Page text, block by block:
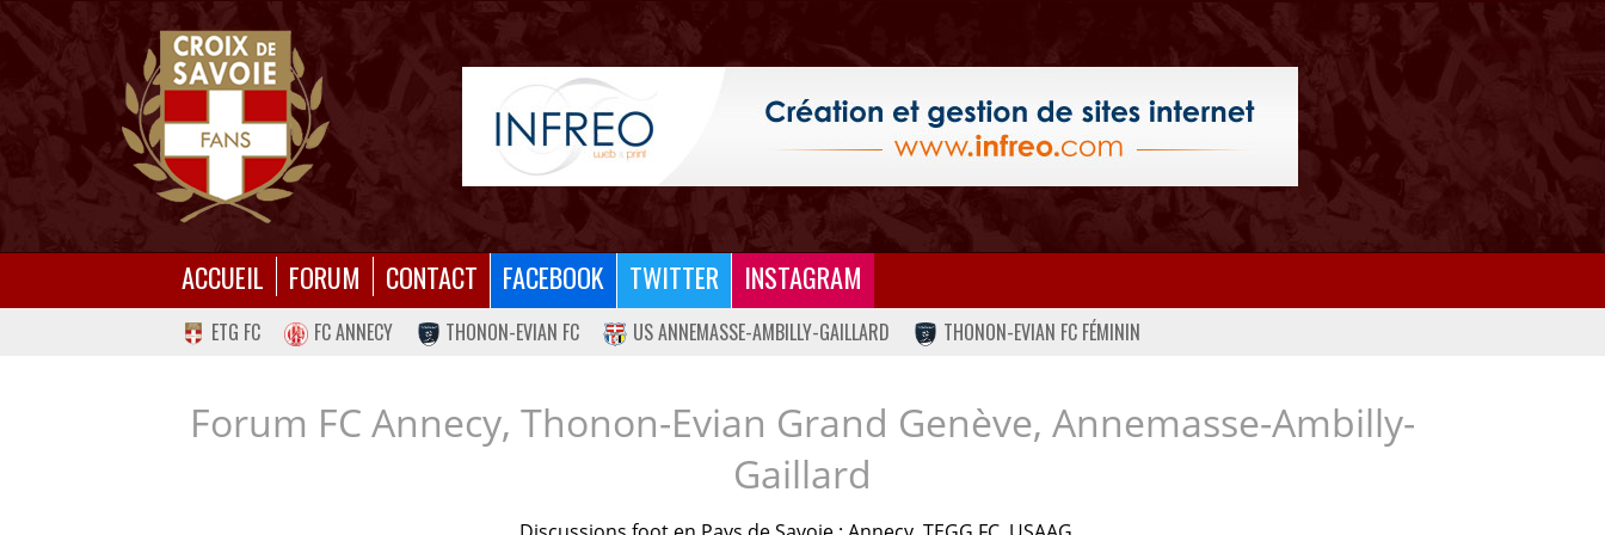
ACCUEIL FORUM CONTACT FACEBOOK TWITTER INSTAGRAM
ETG FC FC ANNECY THONON-EVIAN FC US ANNEMASSE-AMBILLY-GAILLARD THONON-EVIAN FC FÉMININ
Forum FC Annecy, Thonon-Evian Grand Genève, Annemasse-Ambilly-
Gaillard